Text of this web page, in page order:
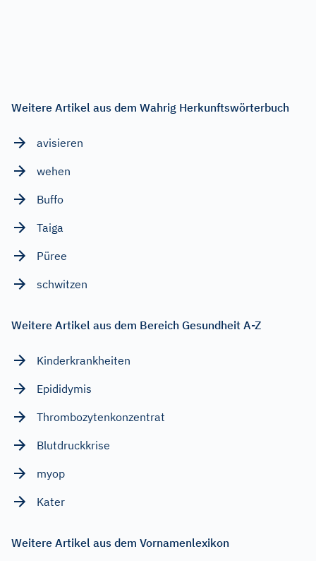
Weitere Artikel aus dem Wahrig Herkunftswörterbuch
avisieren
wehen
Buffo
Taiga
Püree
schwitzen
Weitere Artikel aus dem Bereich Gesundheit A-Z
Kinderkrankheiten
Epididymis
Thrombozytenkonzentrat
Blutdruckkrise
myop
Kater
Weitere Artikel aus dem Vornamenlexikon